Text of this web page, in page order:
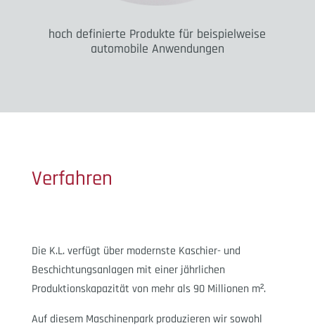
hoch definierte Produkte für beispielweise
automobile Anwendungen
Verfahren
Die K.L. verfügt über modernste Kaschier- und
Beschichtungsanlagen mit einer jährlichen
Produktionskapazität von mehr als 90 Millionen m².
Auf diesem Maschinenpark produzieren wir sowohl